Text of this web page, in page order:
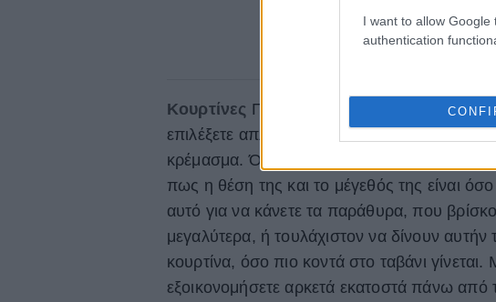
I want to allow
authentication
Κουρτίνες Για να δείχνει ο χώρος σας
επιλέξετε απλώς
πολύ μακριές και πλούσιες
κρέμασμα. Όταν βλέπετε μια κουρτίνα,
πως η θέση της και το μέγεθός της είναι
αυτό για να κάνετε τα παράθυρα, που
μεγαλύτερα, ή τουλάχιστον να δίνουν αυτήν
κουρτίνα, όσο πιο κοντά στο ταβάνι
εξοικονομήσετε αρκετά εκατοστά πάνω